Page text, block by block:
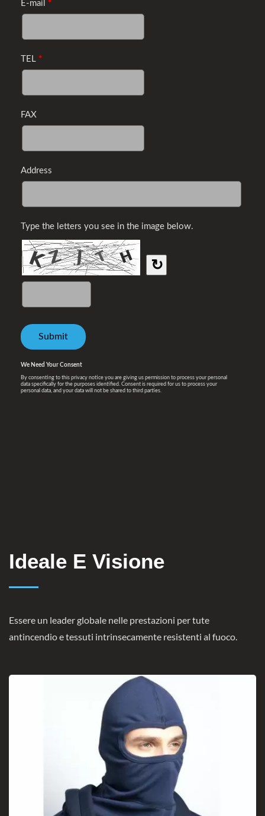
Ideale E Visione
Essere un leader globale nelle prestazioni per tute
antincendio e tessuti intrinsecamente resistenti al fuoco.